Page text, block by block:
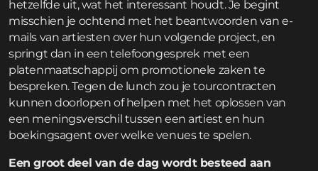
hetzelfde uit, wat het interessant houdt. Je begint
misschien je ochtend met het beantwoorden van e-
mails van artiesten over hun volgende project, en
springt dan in een telefoongesprek met een
platenmaatschappij om promotionele zaken te
bespreken. Tegen de lunch zou je tourcontracten
kunnen doorlopen of helpen met het oplossen van
een meningsverschil tussen een artiest en hun
boekingsagent over welke venues te spelen.
Een groot deel van de dag wordt besteed aan